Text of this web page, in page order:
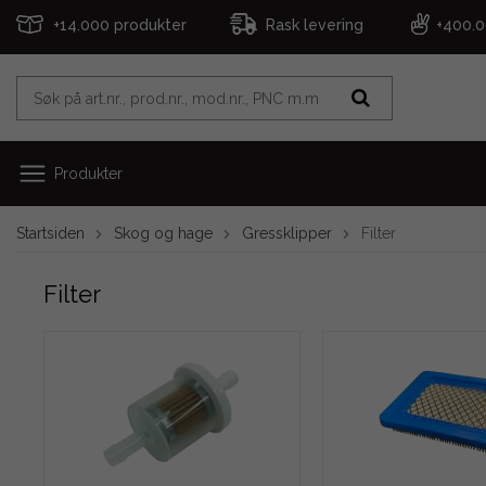
+14.000 produkter Rask levering
Produkter
Startsiden Skog og hage Gressklipper Filter
Filter